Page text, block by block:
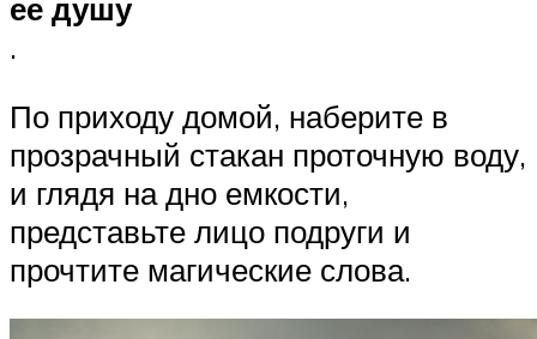
ее душу
.
По приходу домой, наберите в
прозрачный стакан проточную воду,
и глядя на дно емкости,
представьте лицо подруги и
прочтите магические слова.